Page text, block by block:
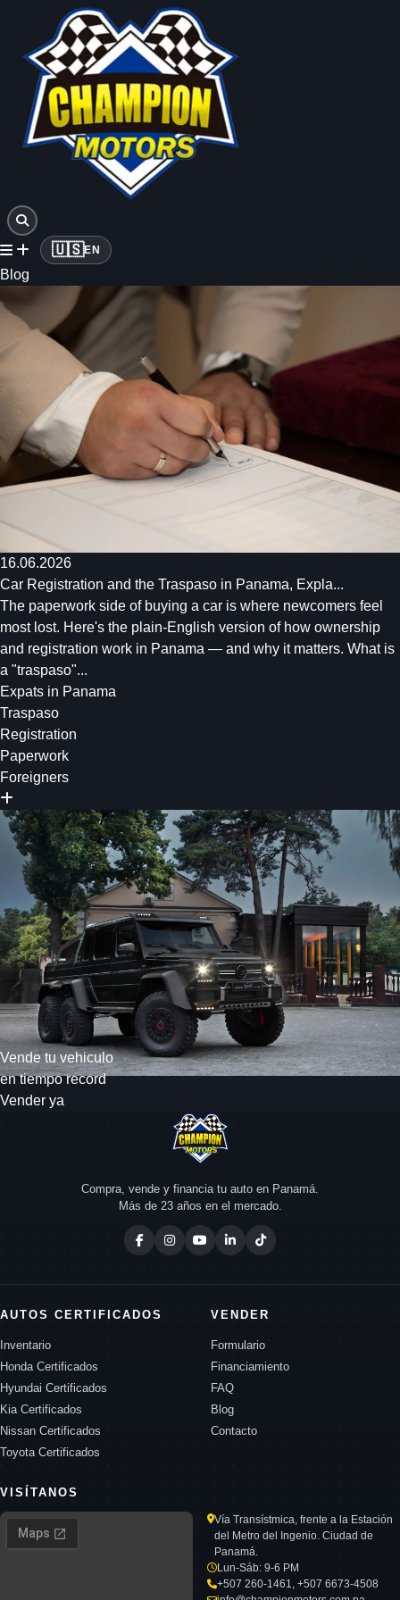
🇺🇸EN
Blog
16.06.2026
Car Registration and the Traspaso in Panama, Expla...
The paperwork side of buying a car is where newcomers feel
most lost. Here's the plain-English version of how ownership
and registration work in Panama — and why it matters. What is
a "traspaso"...
Expats in Panama
Traspaso
Registration
Paperwork
Foreigners
Vende tu vehiculo
en tiempo record
Vender ya
Compra, vende y financia tu auto en Panamá.
Más de 23 años en el mercado.
AUTOS CERTIFICADOS
Inventario
Honda Certificados
Hyundai Certificados
Kia Certificados
Nissan Certificados
Toyota Certificados
VENDER
Formulario
Financiamiento
FAQ
Blog
Contacto
VISÍTANOS
Vía Transístmica, frente a la Estación
del Metro del Ingenio. Ciudad de
Panamá.
Lun-Sáb: 9-6 PM
+507 260-1461, +507 6673-4508